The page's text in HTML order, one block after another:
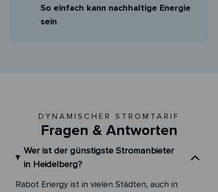
So einfach kann nachhaltige Energie
sein
DYNAMISCHER STROMTARIF
Fragen & Antworten
Wer ist der günstigste Stromanbieter
in Heidelberg?
Rabot Energy ist in vielen Städten, auch in